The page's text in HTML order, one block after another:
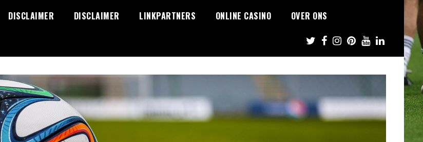
DISCLAIMER DISCLAIMER LINKPARTNERS ONLINE CASINO
OVER ONS